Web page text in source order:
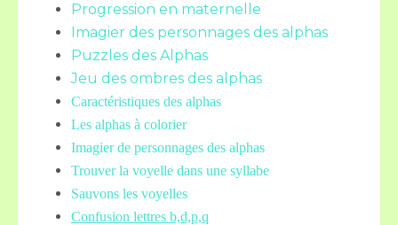
Progression en maternelle
Imagier des personnages des alphas
Puzzles des Alphas
Jeu des ombres des alphas
Caractéristiques des alphas
Les alphas à colorier
Imagier de personnages des alphas
Trouver la voyelle dans une syllabe
Sauvons les voyelles
Confusion lettres b,d,p,q